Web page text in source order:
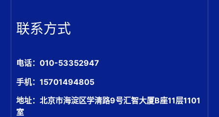
联系方式
电话：010-53352947
手机：15701494805
地址：北京市海淀区学清路9号汇智大厦B座11层1101
室